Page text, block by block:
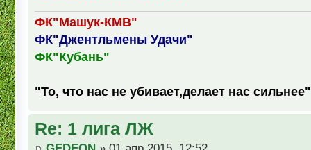
ФК"Машук-КМВ"
ФК"Джентльмены Удачи"
ФК"Кубань"
"То, что нас не убивает,делает нас сильнее"
Re: 1 лига ЛЖ